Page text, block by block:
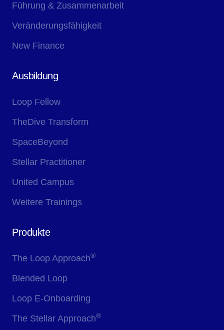
Führung & Zusammenarbeit
Veränderungsfähigkeit
New Finance
Ausbildung
Loop Fellow
TheDive Transform
SpaceBeyond
Stellar Practitioner
United Campus
Weitere Trainings
Produkte
The Loop Approach®
Blended Loop
Loop E-Onboarding
The Stellar Approach®